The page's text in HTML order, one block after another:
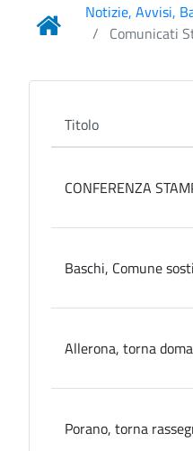
Notizie, Avvisi,
Comunicati
Titolo